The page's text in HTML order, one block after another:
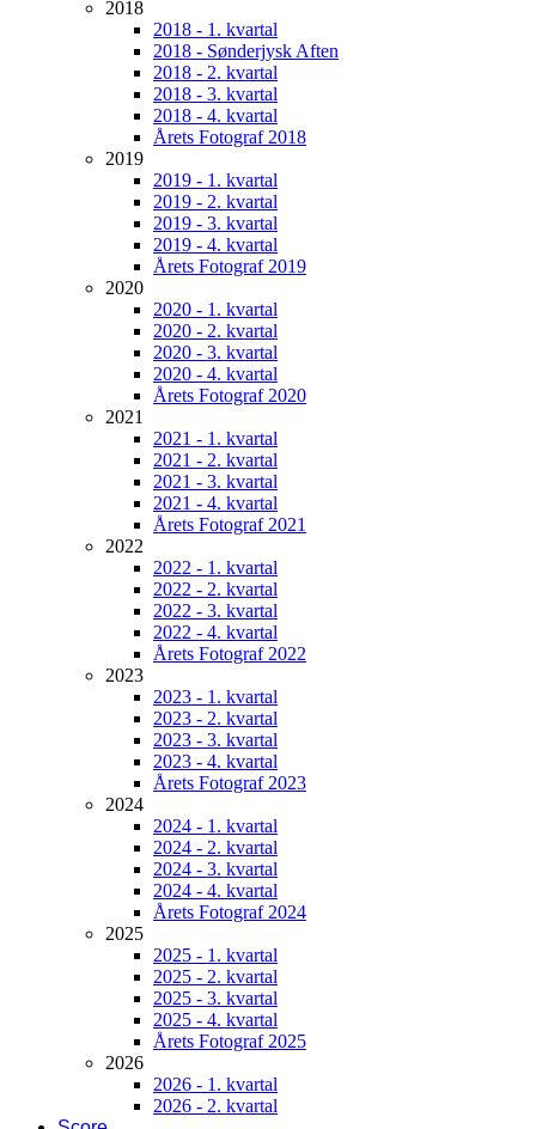
2018
2018 - 1. kvartal
2018 - Sønderjysk Aften
2018 - 2. kvartal
2018 - 3. kvartal
2018 - 4. kvartal
Årets Fotograf 2018
2019
2019 - 1. kvartal
2019 - 2. kvartal
2019 - 3. kvartal
2019 - 4. kvartal
Årets Fotograf 2019
2020
2020 - 1. kvartal
2020 - 2. kvartal
2020 - 3. kvartal
2020 - 4. kvartal
Årets Fotograf 2020
2021
2021 - 1. kvartal
2021 - 2. kvartal
2021 - 3. kvartal
2021 - 4. kvartal
Årets Fotograf 2021
2022
2022 - 1. kvartal
2022 - 2. kvartal
2022 - 3. kvartal
2022 - 4. kvartal
Årets Fotograf 2022
2023
2023 - 1. kvartal
2023 - 2. kvartal
2023 - 3. kvartal
2023 - 4. kvartal
Årets Fotograf 2023
2024
2024 - 1. kvartal
2024 - 2. kvartal
2024 - 3. kvartal
2024 - 4. kvartal
Årets Fotograf 2024
2025
2025 - 1. kvartal
2025 - 2. kvartal
2025 - 3. kvartal
2025 - 4. kvartal
Årets Fotograf 2025
2026
2026 - 1. kvartal
2026 - 2. kvartal